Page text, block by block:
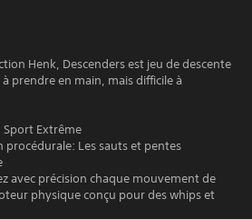
Henk, Descenders est jeu de descente
prendre en main, mais difficile à
Sport Extrême
procédurale: Les sauts et pentes
avec précision chaque mouvement de
physique conçu pour des whips et